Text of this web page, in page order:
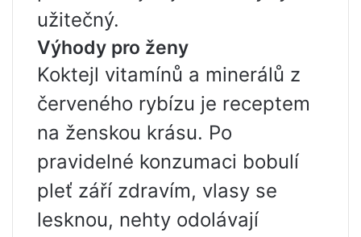
užitečný.
Výhody pro ženy
Koktejl vitamínů a minerálů z
červeného rybízu je receptem
na ženskou krásu. Po
pravidelné konzumaci bobulí
pleť září zdravím, vlasy se
lesknou, nehty odolávají